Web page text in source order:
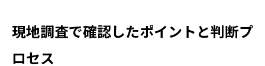
現地調査で確認したポイントと判断プ
ロセス